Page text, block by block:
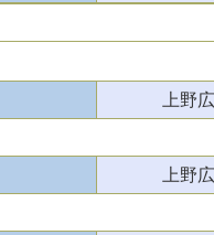
上野
上野